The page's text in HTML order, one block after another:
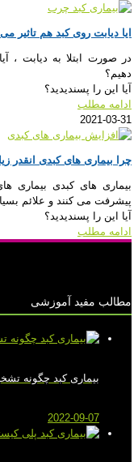
ایا دیابت روی کبد هم تاثیر
در صورت ابتلا به دیابت ،
دهیم؟
آیا این را پسندیدید؟
ادامه مطلب
2021-03-31
چرا بیماری های کبدی انقدر
بیماری های کبدی بیماری
پیشرفت می کنند و علائم
آیا این را پسندیدید؟
ادامه مطلب
مطالب مفید آموزشی
بیماری کبد چگونه
2022-09-07